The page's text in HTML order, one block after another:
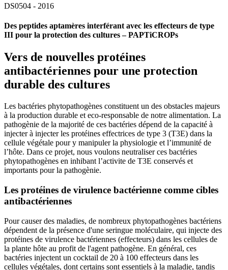
DS0504 - 2016
Des peptides aptamères interférant avec les effecteurs de type
III pour la protection des cultures – PAPTiCROPs
Vers de nouvelles protéines
antibactériennes pour une protection
durable des cultures
Les bactéries phytopathogènes constituent un des obstacles majeurs
à la production durable et eco-responsable de notre alimentation. La
pathogènie de la majorité de ces bactéries dépend de la capacité à
injecter à injecter les protéines effectrices de type 3 (T3E) dans la
cellule végétale pour y manipuler la physiologie et l’immunité de
l’hôte. Dans ce projet, nous voulons neutraliser ces bactéries
phytopathogènes en inhibant l’activite de T3E conservés et
importants pour la pathogènie.
Les protéines de virulence bactérienne comme cibles
antibactériennes
Pour causer des maladies, de nombreux phytopathogènes bactériens
dépendent de la présence d'une seringue moléculaire, qui injecte des
protéines de virulence bactériennes (effecteurs) dans les cellules de
la plante hôte au profit de l'agent pathogène. En général, ces
bactéries injectent un cocktail de 20 à 100 effecteurs dans les
cellules végétales, dont certains sont essentiels à la maladie, tandis